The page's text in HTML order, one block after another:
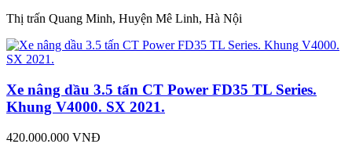
Thị trấn Quang Minh, Huyện Mê Linh, Hà Nội
Xe nâng dầu 3.5 tấn CT Power FD35 TL Series.
Khung V4000. SX 2021.
420.000.000 VNĐ